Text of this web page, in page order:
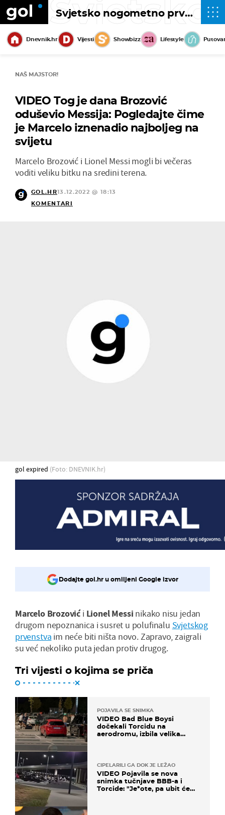
Svjetsko nogometno prvenstvo 2022
Dnevnik.hr Vijesti Showbizz Lifestyle
NAŠ MAJSTOR!
VIDEO Tog je dana Brozović
oduševio Messija: Pogledajte čime
je Marcelo iznenadio najboljeg na
svijetu
Marcelo Brozović i Lionel Messi mogli bi večeras
voditi veliku bitku na sredini terena.
GOL.HR13.12.2022 @ 18:13
KOMENTARI
gol expired (Foto: DNEVNIK.hr)
Dodajte gol.hr u omiljeni Google izvor
Marcelo Brozovići Lionel Messi nikako nisu jedan
drugom nepoznanica i susret u polufinalu Svjetskog
prvenstva im neće biti ništa novo. Zapravo, zaigrali
su već nekoliko puta jedan protiv drugog.
Tri vijesti o kojima se priča
POJAVILA SE SNIMKA
VIDEO Bad Blue Boysi
dočekali Torcidu na
aerodromu, izbila velika
CIPELARILI GA DOK JE LEŽAO
VIDEO Pojavila se nova
snimka tučnjave BBB-a i
Torcide: "Je*ote, pa ubit će